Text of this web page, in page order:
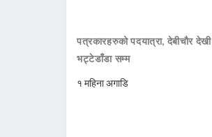
पत्रकारहरुको पदयात्रा, देबीचौर देखी
भट्टेडाँडा सम्म
१ महिना अगाडि